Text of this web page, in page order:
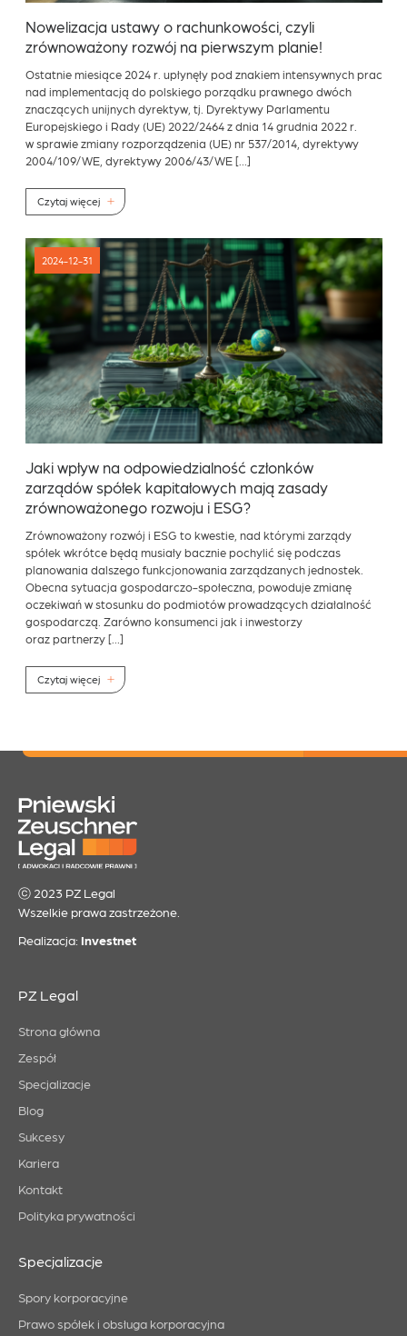
Nowelizacja ustawy o rachunkowości, czyli
zrównoważony rozwój na pierwszym planie!
Ostatnie miesiące 2024 r. upłynęły pod znakiem intensywnych prac
nad implementacją do polskiego porządku prawnego dwóch
znaczących unijnych dyrektyw, tj. Dyrektywy Parlamentu
Europejskiego i Rady (UE) 2022/2464 z dnia 14 grudnia 2022 r.
w sprawie zmiany rozporządzenia (UE) nr 537/2014, dyrektywy
2004/109/WE, dyrektywy 2006/43/WE […]
Czytaj więcej
2024-12-31
Jaki wpływ na odpowiedzialność członków
zarządów spółek kapitałowych mają zasady
zrównoważonego rozwoju i ESG?
Zrównoważony rozwój i ESG to kwestie, nad którymi zarządy
spółek wkrótce będą musiały bacznie pochylić się podczas
planowania dalszego funkcjonowania zarządzanych jednostek.
Obecna sytuacja gospodarczo-społeczna, powoduje zmianę
oczekiwań w stosunku do podmiotów prowadzących działalność
gospodarczą. Zarówno konsumenci jak i inwestorzy
oraz partnerzy […]
Czytaj więcej
ⓒ 2023 PZ Legal
Wszelkie prawa zastrzeżone.
Realizacja: Investnet
PZ Legal
Strona główna
Zespół
Specjalizacje
Blog
Sukcesy
Kariera
Kontakt
Polityka prywatności
Specjalizacje
Spory korporacyjne
Prawo spółek i obsługa korporacyjna